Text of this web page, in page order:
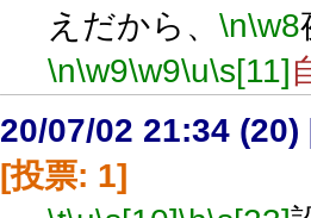
えだから、 \n\w8
\n\w9\w9\u\s[11]
20/07/02 21:34 (20)
[投票: 1]